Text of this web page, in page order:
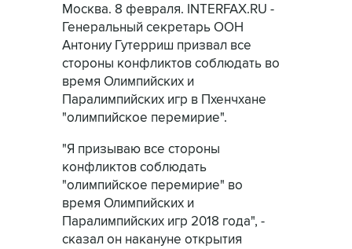
Москва. 8 февраля. INTERFAX.RU -
Генеральный секретарь ООН
Антониу Гутерриш призвал все
стороны конфликтов соблюдать во
время Олимпийских и
Паралимпийских игр в Пхенчхане
"олимпийское перемирие".
"Я призываю все стороны
конфликтов соблюдать
"олимпийское перемирие" во
время Олимпийских и
Паралимпийских игр 2018 года", -
сказал он накануне открытия